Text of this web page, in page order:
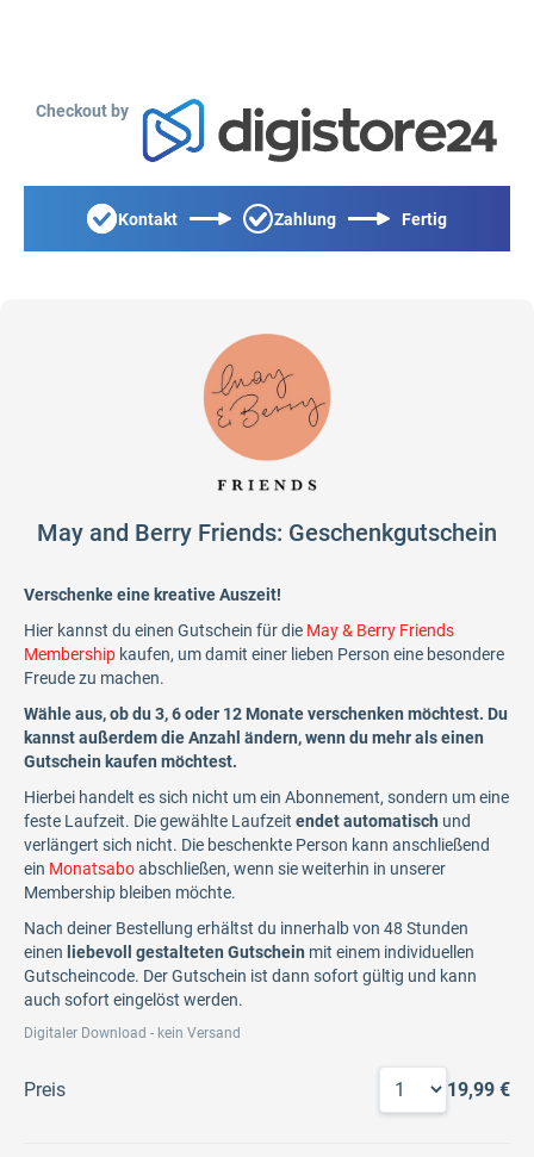
Checkout by
Kontakt Zahlung Fertig
May and Berry Friends: Geschenkgutschein
Verschenke eine kreative Auszeit!
Hier kannst du einen Gutschein für die May & Berry Friends
Membership kaufen, um damit einer lieben Person eine besondere
Freude zu machen.
Wähle aus, ob du 3, 6 oder 12 Monate verschenken möchtest. Du
kannst außerdem die Anzahl ändern, wenn du mehr als einen
Gutschein kaufen möchtest.
Hierbei handelt es sich nicht um ein Abonnement, sondern um eine
feste Laufzeit. Die gewählte Laufzeit endet automatisch und
verlängert sich nicht. Die beschenkte Person kann anschließend
ein Monatsaboabschließen, wenn sie weiterhin in unserer
Membership bleiben möchte.
Nach deiner Bestellung erhältst du innerhalb von 48 Stunden
einen liebevoll gestalteten Gutschein mit einem individuellen
Gutscheincode. Der Gutschein ist dann sofort gültig und kann
auch sofort eingelöst werden.
Digitaler Download - kein Versand
Preis 19,99 €